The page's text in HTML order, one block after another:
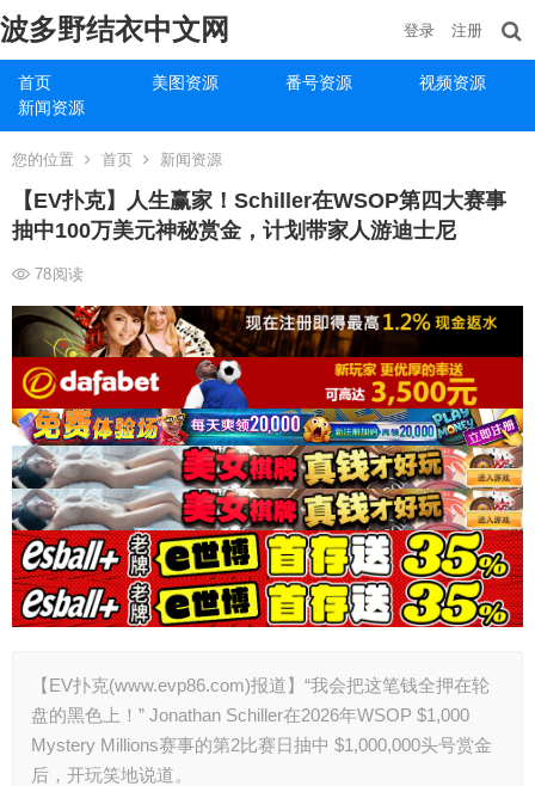
波多野结衣中文网
首页 美图资源 番号资源
视频资源
新闻资源
登录 注册
您的位置 首页 新闻资源
【EV扑克】人生赢家！Schiller在WSOP第四大赛事
抽中100万美元神秘赏金，计划带家人游迪士尼
78阅读
【EV扑克(www.evp86.com)报道】“我会把这笔钱全押在轮
盘的黑色上！” Jonathan Schiller在2026年WSOP $1,000
Mystery Millions赛事的第2比赛日抽中 $1,000,000头号赏金
后，开玩笑地说道。